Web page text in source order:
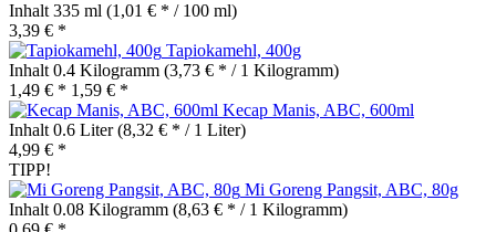
Inhalt 335 ml (1,01 € * / 100 ml)
3,39 € *
Tapiokamehl, 400g
Inhalt 0.4 Kilogramm (3,73 € * / 1 Kilogramm)
1,49 € * 1,59 € *
Kecap Manis, ABC, 600ml
Inhalt 0.6 Liter(8,32 € * / 1 Liter)
4,99 € *
TIPP!
Mi Goreng Pangsit, ABC, 80g
Inhalt 0.08 Kilogramm (8,63 € * / 1 Kilogramm)